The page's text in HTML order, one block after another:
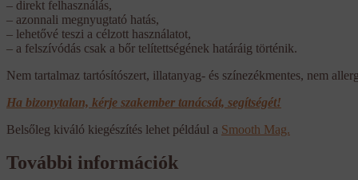
– direkt felhasználás,
– azonnali megnyugtató hatás,
– lehetővé teszi a célzott használatot,
– a felszívódás csak a bőr telítettségének határáig történik.
Nem tartalmaz tartósítószert, illatanyag- és színezékmentes, nem
Ha bizonytalan, kérje szakember tanácsát, segítségét!
Belsőleg kiváló kiegészítés lehet például a Smooth Mag.
További információk